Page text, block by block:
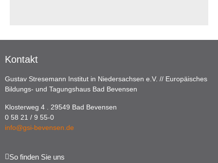
Kontakt
Gustav Stresemann Institut in Niedersachsen e.V. // Europäisches
Bildungs- und Tagungshaus Bad Bevensen
Klosterweg 4 . 29549 Bad Bevensen
0 58 21 / 9 55-0
info@gsi-bevensen.de
So finden Sie uns